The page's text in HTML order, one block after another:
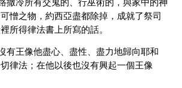
憎之物，約西亞盡都除掉，成就了祭司
所得律法書上所寫的話。
有王像他盡心、盡性、盡力地歸向耶和
律法；在他以後也沒有興起一個王像